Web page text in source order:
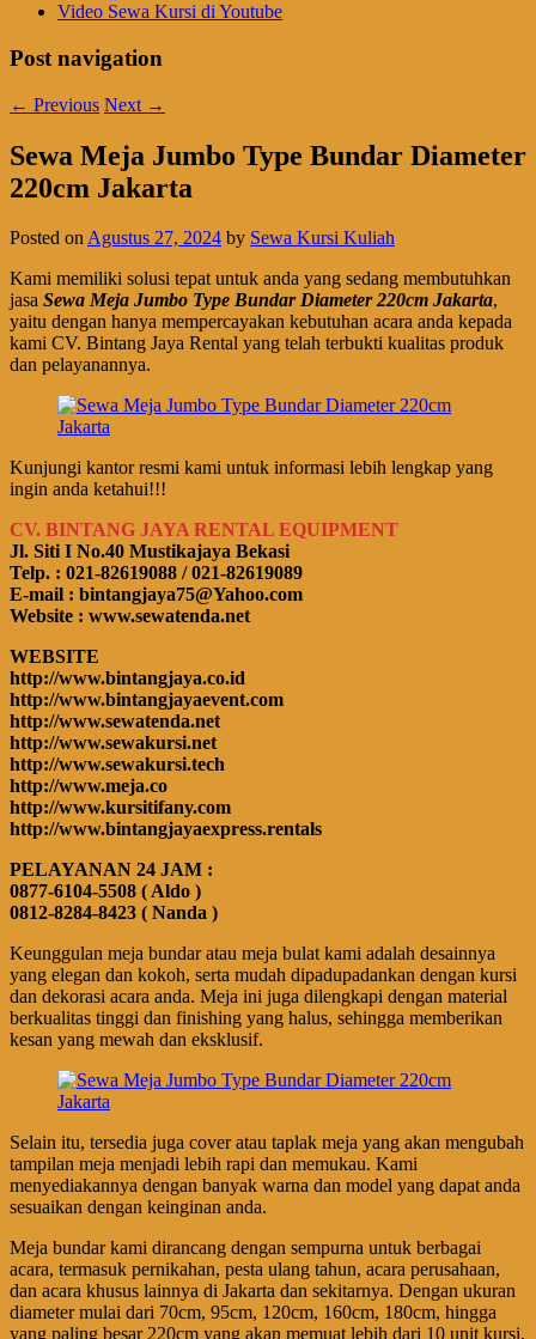
Video Sewa Kursi di Youtube
Post navigation
← Previous Next →
Sewa Meja Jumbo Type Bundar Diameter
220cm Jakarta
Posted onAgustus 27, 2024 by Sewa Kursi Kuliah
Kami memiliki solusi tepat untuk anda yang sedang membutuhkan
jasa Sewa Meja Jumbo Type Bundar Diameter 220cm Jakarta,
yaitu dengan hanya mempercayakan kebutuhan acara anda kepada
kami CV. Bintang Jaya Rental yang telah terbukti kualitas produk
dan pelayanannya.
Kunjungi kantor resmi kami untuk informasi lebih lengkap yang
ingin anda ketahui!!!
CV. BINTANG JAYA RENTAL EQUIPMENT
Jl. Siti I No.40 Mustikajaya Bekasi
Telp. : 021-82619088 / 021-82619089
E-mail : bintangjaya75@Yahoo.com
Website : www.sewatenda.net
WEBSITE
http://www.bintangjaya.co.id
http://www.bintangjayaevent.com
http://www.sewatenda.net
http://www.sewakursi.net
http://www.sewakursi.tech
http://www.meja.co
http://www.kursitifany.com
http://www.bintangjayaexpress.rentals
PELAYANAN 24 JAM :
0877-6104-5508 ( Aldo )
0812-8284-8423 ( Nanda )
Keunggulan meja bundar atau meja bulat kami adalah desainnya
yang elegan dan kokoh, serta mudah dipadupadankan dengan kursi
dan dekorasi acara anda. Meja ini juga dilengkapi dengan material
berkualitas tinggi dan finishing yang halus, sehingga memberikan
kesan yang mewah dan eksklusif.
Selain itu, tersedia juga cover atau taplak meja yang akan mengubah
tampilan meja menjadi lebih rapi dan memukau. Kami
menyediakannya dengan banyak warna dan model yang dapat anda
sesuaikan dengan keinginan anda.
Meja bundar kami dirancang dengan sempurna untuk berbagai
acara, termasuk pernikahan, pesta ulang tahun, acara perusahaan,
dan acara khusus lainnya di Jakarta dan sekitarnya. Dengan ukuran
diameter mulai dari 70cm, 95cm, 120cm, 160cm, 180cm, hingga
yang paling besar 220cm yang akan memuat lebih dari 10 unit kursi,